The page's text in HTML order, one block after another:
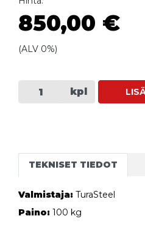
850,00 €
(ALV 0%)
kpl
TEKNISET TIEDOT
Valmistaja: TuraSteel
Paino: 100 kg